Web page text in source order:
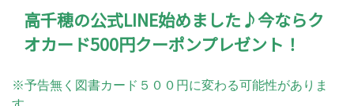
高千穂の公式LINE始めました♪今ならク
オカード500円クーポンプレゼント！
※予告無く図書カード５００円に変わる可能性がありま